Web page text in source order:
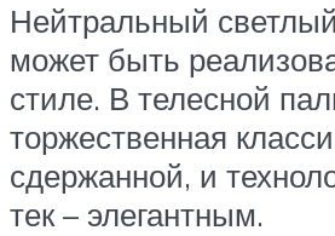
Нейтральный
может быть
стиле. В телесной
торжественная
сдержанной, и
тек – элегантным.